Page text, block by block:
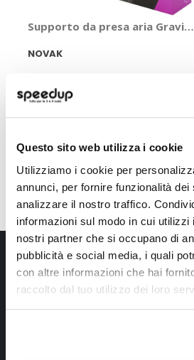
Questo sito web utilizza i cookie
Utilizziamo i cookie per
annunci, per fornire funzionalità dei
analizzare il nostro traffico.
informazioni sul modo in cui utilizzi
nostri partner che si occupano di
pubblicità e social media, i quali
con altre informazioni che hai
raccolto dal tuo utilizzo dei loro
Supporto da presa aria
NOVAK
14,85 €
Iscriviti alla
Ricevi subito uno sconto del 10% per il